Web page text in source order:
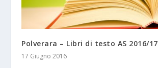
Polverara – Libri di testo AS 2016/17
17 Giugno 2016